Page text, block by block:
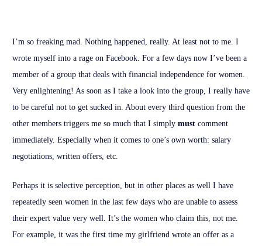
I’m so freaking mad. Nothing happened, really. At least not to me. I
wrote myself into a rage on Facebook. For a few days now I’ve been a
member of a group that deals with financial independence for women.
Very enlightening! As soon as I take a look into the group, I really have
to be careful not to get sucked in. About every third question from the
other members triggers me so much that I simply must comment
immediately. Especially when it comes to one’s own worth: salary
negotiations, written offers, etc.
Perhaps it is selective perception, but in other places as well I have
repeatedly seen women in the last few days who are unable to assess
their expert value very well. It’s the women who claim this, not me.
For example, it was the first time my girlfriend wrote an offer as a